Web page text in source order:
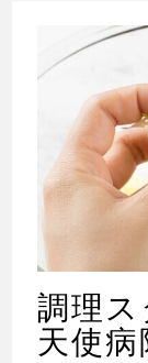
調理
天使病